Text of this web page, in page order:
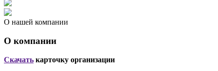
О нашей компании
О компании
Скачать карточку организации